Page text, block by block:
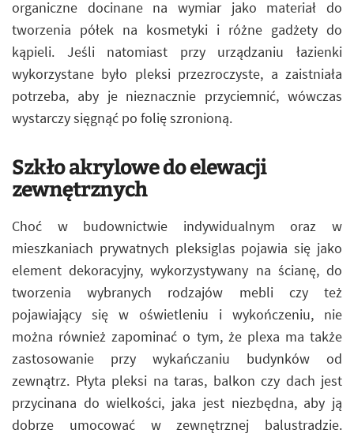
organiczne docinane na wymiar jako materiał do
tworzenia półek na kosmetyki i różne gadżety do
kąpieli. Jeśli natomiast przy urządzaniu łazienki
wykorzystane było pleksi przezroczyste, a zaistniała
potrzeba, aby je nieznacznie przyciemnić, wówczas
wystarczy sięgnąć po folię szronioną.
Szkło akrylowe do elewacji
zewnętrznych
Choć w budownictwie indywidualnym oraz w
mieszkaniach prywatnych pleksiglas pojawia się jako
element dekoracyjny, wykorzystywany na ścianę, do
tworzenia wybranych rodzajów mebli czy też
pojawiający się w oświetleniu i wykończeniu, nie
można również zapominać o tym, że plexa ma także
zastosowanie przy wykańczaniu budynków od
zewnątrz. Płyta pleksi na taras, balkon czy dach jest
przycinana do wielkości, jaka jest niezbędna, aby ją
dobrze umocować w zewnętrznej balustradzie.